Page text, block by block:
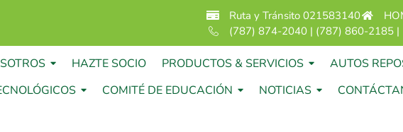
Ruta y Tránsito 021583140
(787) 874-2040 | (787) 860-2185
HAZTE SOCIO PRODUCTOS & SERVICIOS
AUTOS
COMITÉ DE EDUCACIÓN NOTICIAS